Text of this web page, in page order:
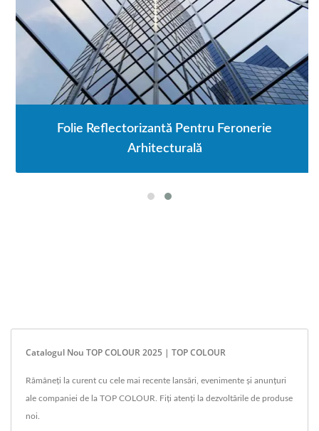
Folie Reflectorizantă Pentru Feronerie
Arhitecturală
Catalogul Nou TOP COLOUR 2025 | TOP COLOUR
Rămâneți la curent cu cele mai recente lansări, evenimente și anunțuri
ale companiei de la TOP COLOUR. Fiți atenți la dezvoltările de produse
noi.